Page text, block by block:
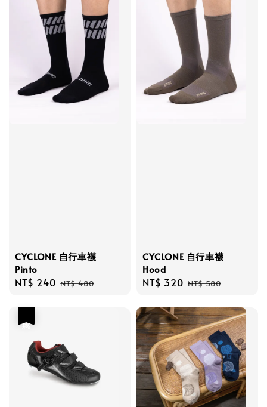
CYCLONE 自行車襪
Pinto
Sale
NT$ 240 Regular
NT$ 480
CYCLONE 自行車襪
Hood
Sale
NT$ 320 Regular
NT$ 580